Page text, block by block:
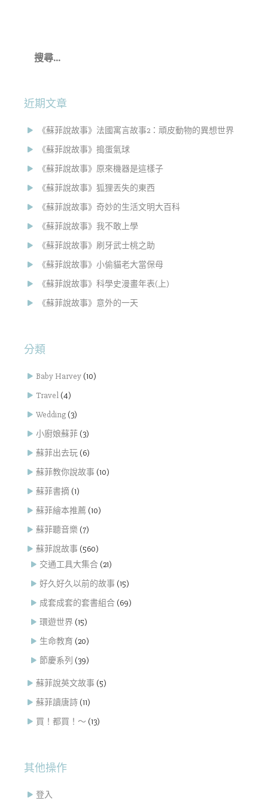
近期文章
《蘇菲說故事》法國寓言故事2：頑皮動物的異想世界
《蘇菲說故事》搗蛋氣球
《蘇菲說故事》原來機器是這樣子
《蘇菲說故事》狐狸丟失的東西
《蘇菲說故事》奇妙的生活文明大百科
《蘇菲說故事》我不敢上學
《蘇菲說故事》刷牙武士桃之助
《蘇菲說故事》小偷貓老大當保母
《蘇菲說故事》科學史漫畫年表(上)
《蘇菲說故事》意外的一天
分類
Baby Harvey (10)
Travel (4)
Wedding (3)
小廚娘蘇菲 (3)
蘇菲出去玩 (6)
蘇菲教你說故事 (10)
蘇菲書摘 (1)
蘇菲繪本推薦 (10)
蘇菲聽音樂 (7)
蘇菲說故事 (560)
交通工具大集合 (21)
好久好久以前的故事 (15)
成套成套的套書組合 (69)
環遊世界 (15)
生命教育 (20)
節慶系列 (39)
蘇菲說英文故事 (5)
蘇菲讀唐詩 (11)
買！都買！～ (13)
其他操作
登入